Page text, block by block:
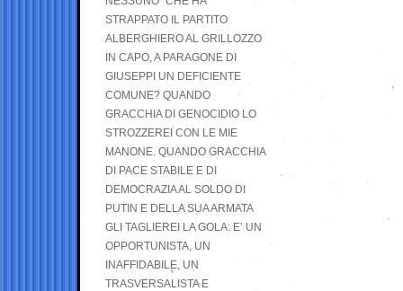
STRAPPATO IL PARTITO
ALBERGHIERO AL GRILLOZZO
IN CAPO, A PARAGONE DI
GIUSEPPI UN DEFICIENTE
COMUNE? QUANDO
GRACCHIA DI GENOCIDIO LO
STROZZEREI CON LE MIE
MANONE. QUANDO GRACCHIA
DI PACE STABILE E DI
DEMOCRAZIA AL SOLDO DI
PUTIN E DELLA SUA ARMATA
GLI TAGLIEREI LA GOLA: E’ UN
OPPORTUNISTA, UN
INAFFIDABILE, UN
TRASVERSALISTA E